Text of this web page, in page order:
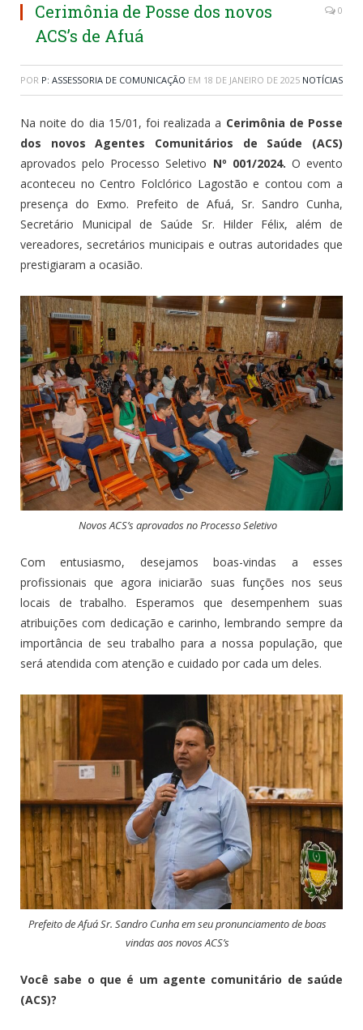
Cerimônia de Posse dos novos
ACS’s de Afuá
0
POR P: ASSESSORIA DE COMUNICAÇÃO EM 18 DE JANEIRO DE 2025 NOTÍCIAS
Na noite do dia 15/01, foi realizada a Cerimônia de Posse
dos novos Agentes Comunitários de Saúde (ACS)
aprovados pelo Processo Seletivo Nº 001/2024. O evento
aconteceu no Centro Folclórico Lagostão e contou com a
presença do Exmo. Prefeito de Afuá, Sr. Sandro Cunha,
Secretário Municipal de Saúde Sr. Hilder Félix, além de
vereadores, secretários municipais e outras autoridades que
prestigiaram a ocasião.
Novos ACS’s aprovados no Processo Seletivo
Com entusiasmo, desejamos boas-vindas a esses
profissionais que agora iniciarão suas funções nos seus
locais de trabalho. Esperamos que desempenhem suas
atribuições com dedicação e carinho, lembrando sempre da
importância de seu trabalho para a nossa população, que
será atendida com atenção e cuidado por cada um deles.
Prefeito de Afuá Sr. Sandro Cunha em seu pronunciamento de boas
vindas aos novos ACS’s
Você sabe o que é um agente comunitário de saúde
(ACS)?